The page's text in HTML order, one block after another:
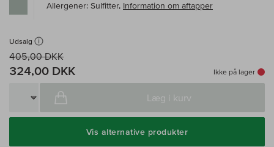
Allergener: Sulfitter, Information om aftapper
Udsalg
405,00 DKK
324,00 DKK Ikke på lager
Læg i kurv
Vis alternative produkter